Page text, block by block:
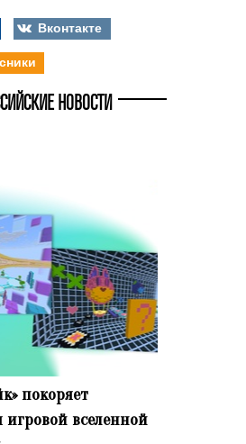
Вконтакте
НОВОСТИ
покоряет
вселенной